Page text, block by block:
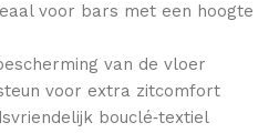
voor bars met een hoogte
van de vloer
voor extra zitcomfort
bouclé‑textiel